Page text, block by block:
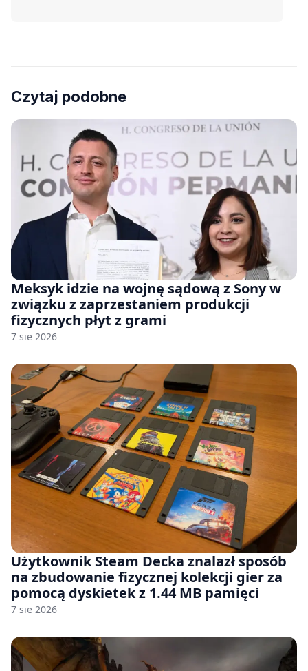
Czytaj podobne
Meksyk idzie na wojnę sądową z Sony w
związku z zaprzestaniem produkcji
fizycznych płyt z grami
7 sie 2026
Użytkownik Steam Decka znalazł sposób
na zbudowanie fizycznej kolekcji gier za
pomocą dyskietek z 1.44 MB pamięci
7 sie 2026